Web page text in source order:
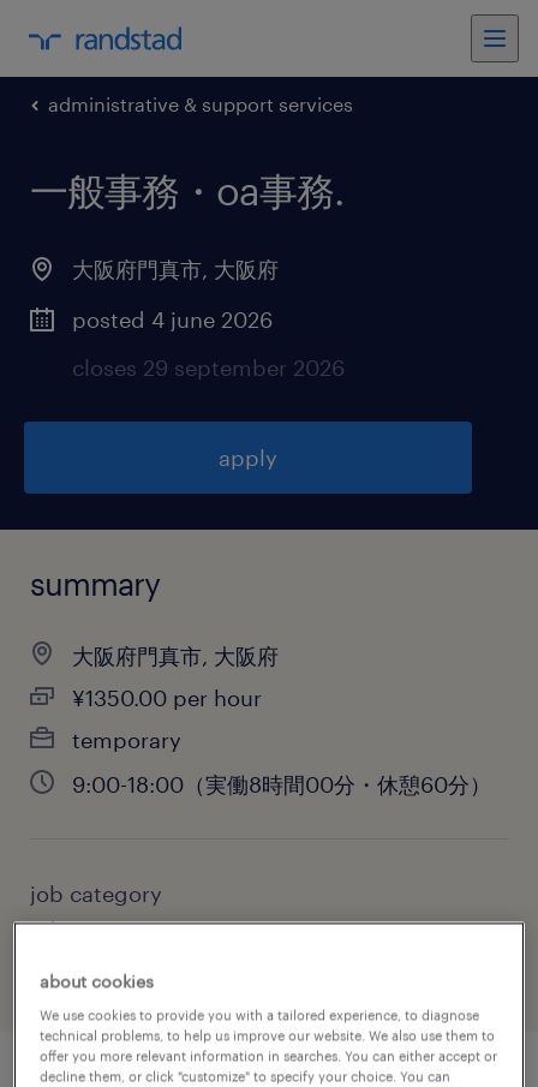
administrative & support services
一般事務・oa事務.
大阪府門真市, 大阪府
posted 4 june 2026
closes 29 september 2026
apply
summary
大阪府門真市, 大阪府
¥1350.00 per hour
temporary
9:00-18:00（実働8時間00分・休憩60分）
job category
administrative & support services
about cookies
We use cookies to provide you with a tailored experience, to diagnose
technical problems, to help us improve our website. We also use them to
offer you more relevant information in searches. You can either accept or
decline them, or click "customize" to specify your choice. You can